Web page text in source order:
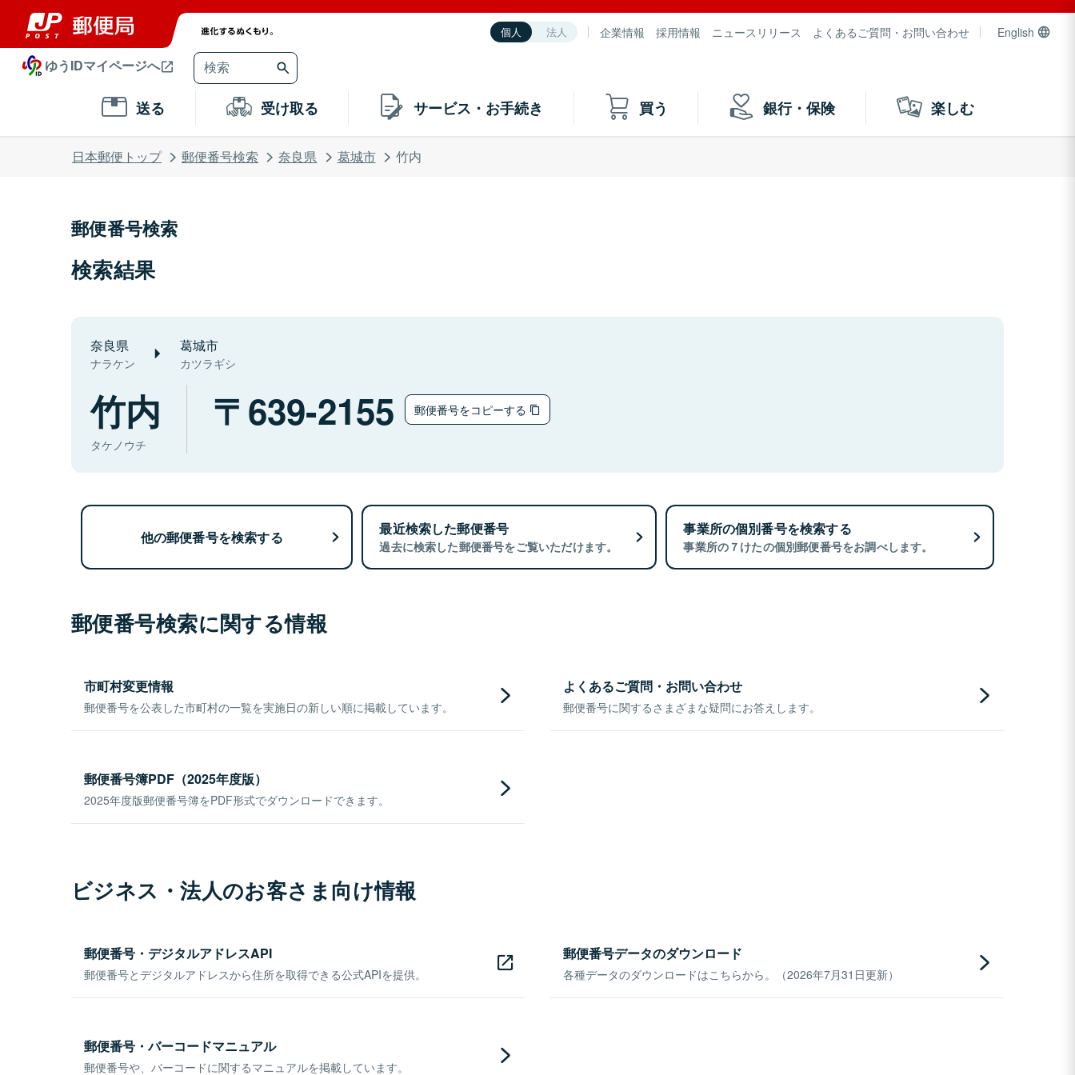
個人 法人 企業情報 採用情報 ニュースリリース よくあるご質問・お問い合わせ English
ゆうIDマイページへ
送る 受け取る サービス・お手続き 買う 銀行・保険 楽しむ
日本郵便トップ 郵便番号検索 奈良県 葛城市 竹内
郵便番号検索
検索結果
奈良県
ナラケン
葛城市
カツラギシ
竹内
タケノウチ
639-2155 郵便番号をコピーする
他の郵便番号を検索する 最近検索した郵便番号
過去に検索した郵便番号をご覧いただけます。
事業所の個別番号を検索する
事業所の７けたの個別郵便番号をお調べします。
郵便番号検索に関する情報
市町村変更情報
郵便番号を公表した市町村の一覧を実施日の新しい順に掲載しています。
よくあるご質問・お問い合わせ
郵便番号に関するさまざまな疑問にお答えします。
郵便番号簿PDF（2025年度版）
2025年度版郵便番号簿をPDF形式でダウンロードできます。
ビジネス・法人のお客さま向け情報
郵便番号・デジタルアドレスAPI
郵便番号とデジタルアドレスから住所を取得できる公式APIを提供。
郵便番号データのダウンロード
各種データのダウンロードはこちらから。（2026年7月31日更新）
郵便番号・バーコードマニュアル
郵便番号や、バーコードに関するマニュアルを掲載しています。